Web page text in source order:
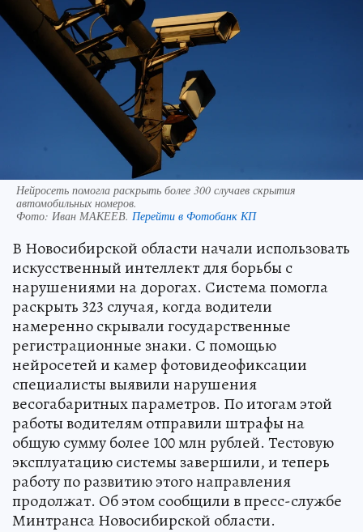
Нейросеть помогла раскрыть более 300 случаев скрытия
автомобильных номеров.
Фото: Иван МАКЕЕВ. Перейти в Фотобанк КП
В Новосибирской области начали использовать
искусственный интеллект для борьбы с
нарушениями на дорогах. Система помогла
раскрыть 323 случая, когда водители
намеренно скрывали государственные
регистрационные знаки. С помощью
нейросетей и камер фотовидеофиксации
специалисты выявили нарушения
весогабаритных параметров. По итогам этой
работы водителям отправили штрафы на
общую сумму более 100 млн рублей. Тестовую
эксплуатацию системы завершили, и теперь
работу по развитию этого направления
продолжат. Об этом сообщили в пресс-службе
Минтранса Новосибирской области.